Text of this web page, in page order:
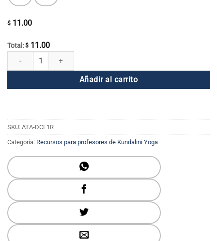
$ 11.00
Total: $ 11.00
CERTIFICADO DIGITAL - Nivel uno REPRODUCCIÓN cantidad
Añadir al carrito
SKU: ATA-DCL1R
Categoría: Recursos para profesores de Kundalini Yoga